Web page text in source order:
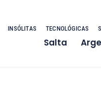
INSÓLITAS TECNOLÓGICAS
Salta